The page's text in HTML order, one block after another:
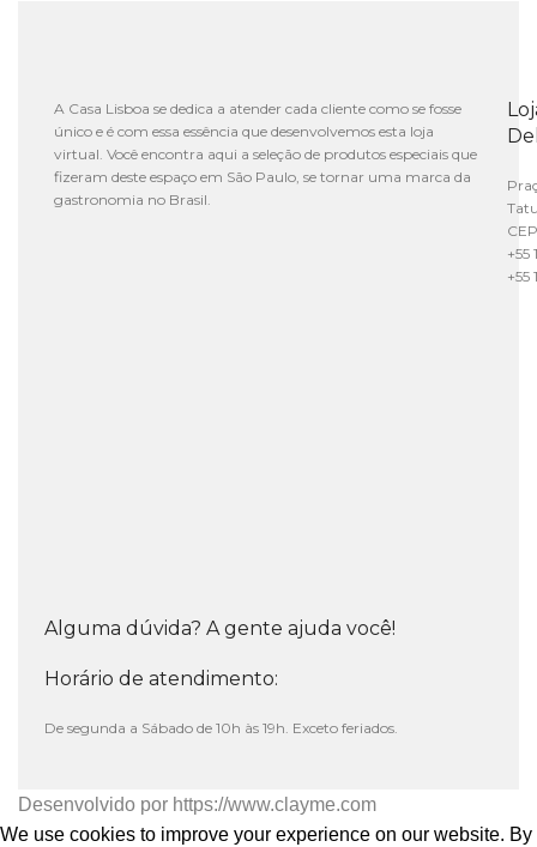
A Casa Lisboa se dedica a atender cada cliente como se fosse
único e é com essa essência que desenvolvemos esta loja
virtual. Você encontra aqui a seleção de produtos especiais que
fizeram deste espaço em São Paulo, se tornar uma marca da
gastronomia no Brasil.
+55
+55
Alguma dúvida? A gente ajuda você!
Horário de atendimento:
De segunda a Sábado de 10h às 19h. Exceto feriados.
Desenvolvido por https://www.clayme.com
We use cookies to improve your experience on our website. By